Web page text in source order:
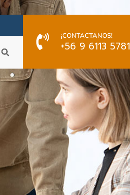
¡CONTACTANOS!
+56 9 6113 5781